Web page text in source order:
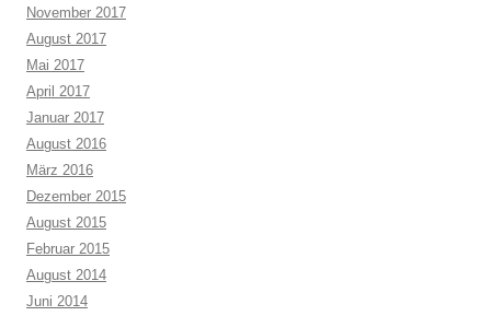
November 2017
August 2017
Mai 2017
April 2017
Januar 2017
August 2016
März 2016
Dezember 2015
August 2015
Februar 2015
August 2014
Juni 2014